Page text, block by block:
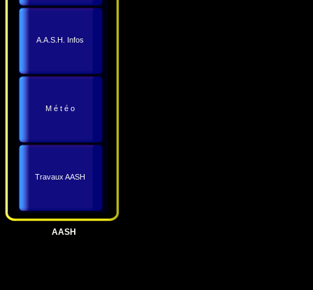
A.A.S.H. Infos
M é t é o
Travaux AASH
AASH